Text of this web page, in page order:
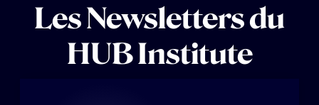
Les Newsletters du
HUB Institute